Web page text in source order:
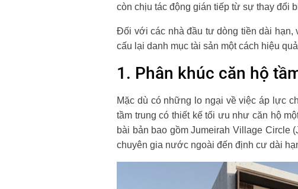
còn chịu tác động gián tiếp từ sự thay đổi
Đối với các nhà đầu tư dòng tiền dài hạn,
cấu lại danh mục tài sản một cách hiệu
1. Phân khúc căn hộ
Mặc dù có những lo ngại về việc áp lực
tầm trung có thiết kế tối ưu như căn hộ
bài bản bao gồm Jumeirah Village Circle
chuyên gia nước ngoài đến định cư dài